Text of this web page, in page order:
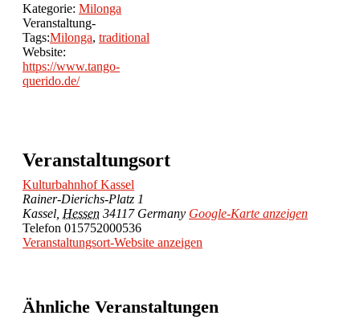
Kategorie: Milonga
Veranstaltung-
Tags:Milonga, traditional
Website:
https://www.tango-
querido.de/
Veranstaltungsort
Kulturbahnhof Kassel
Rainer-Dierichs-Platz 1
Kassel Hessen 34117 Germany Google-Karte anzeigen
Telefon 015752000536
Veranstaltungsort-Website anzeigen
Ähnliche Veranstaltungen